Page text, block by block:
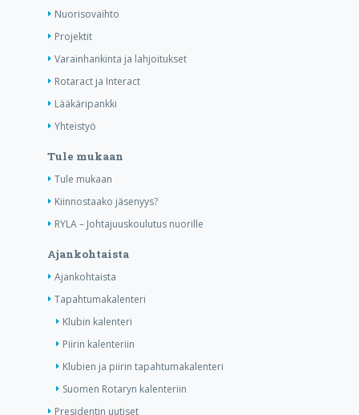
Nuorisovaihto
Projektit
Varainhankinta ja lahjoitukset
Rotaract ja Interact
Lääkäripankki
Yhteistyö
Tule mukaan
Tule mukaan
Kiinnostaako jäsenyys?
RYLA – Johtajuuskoulutus nuorille
Ajankohtaista
Ajankohtaista
Tapahtumakalenteri
Klubin kalenteri
Piirin kalenteriin
Klubien ja piirin tapahtumakalenteri
Suomen Rotaryn kalenteriin
Presidentin uutiset